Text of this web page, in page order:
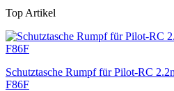
Top Artikel
Schutztasche Rumpf für Pilot-RC
F86F